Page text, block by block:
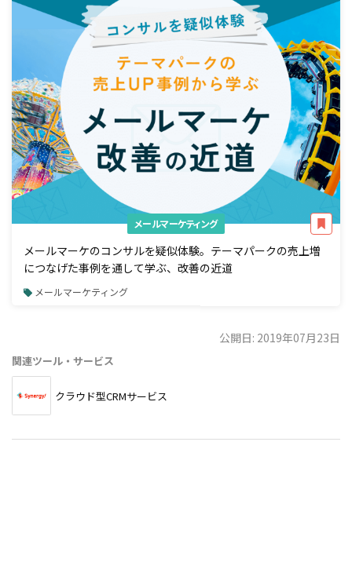
メールマーケティング
メールマーケのコンサルを疑似体験。テーマパークの売上増
につなげた事例を通して学ぶ、改善の近道
メールマーケティング
公開日: 2019年07月23日
関連ツール・サービス
クラウド型CRMサービス